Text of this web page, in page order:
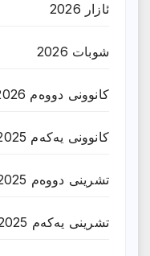
ئازار 2026
شوبات 2026
کانوونی دووەم 2026
کانوونی یەکەم 2025
تشرینی دووەم 2025
تشرینی یەکەم 2025